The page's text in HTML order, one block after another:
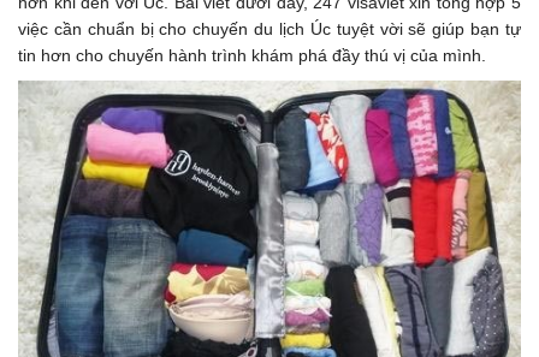
việc cần chuẩn bị cho chuyến du lịch Úc tuyệt vời sẽ giúp bạn tự
tin hơn cho chuyến hành trình khám phá đầy thú vị của mình.